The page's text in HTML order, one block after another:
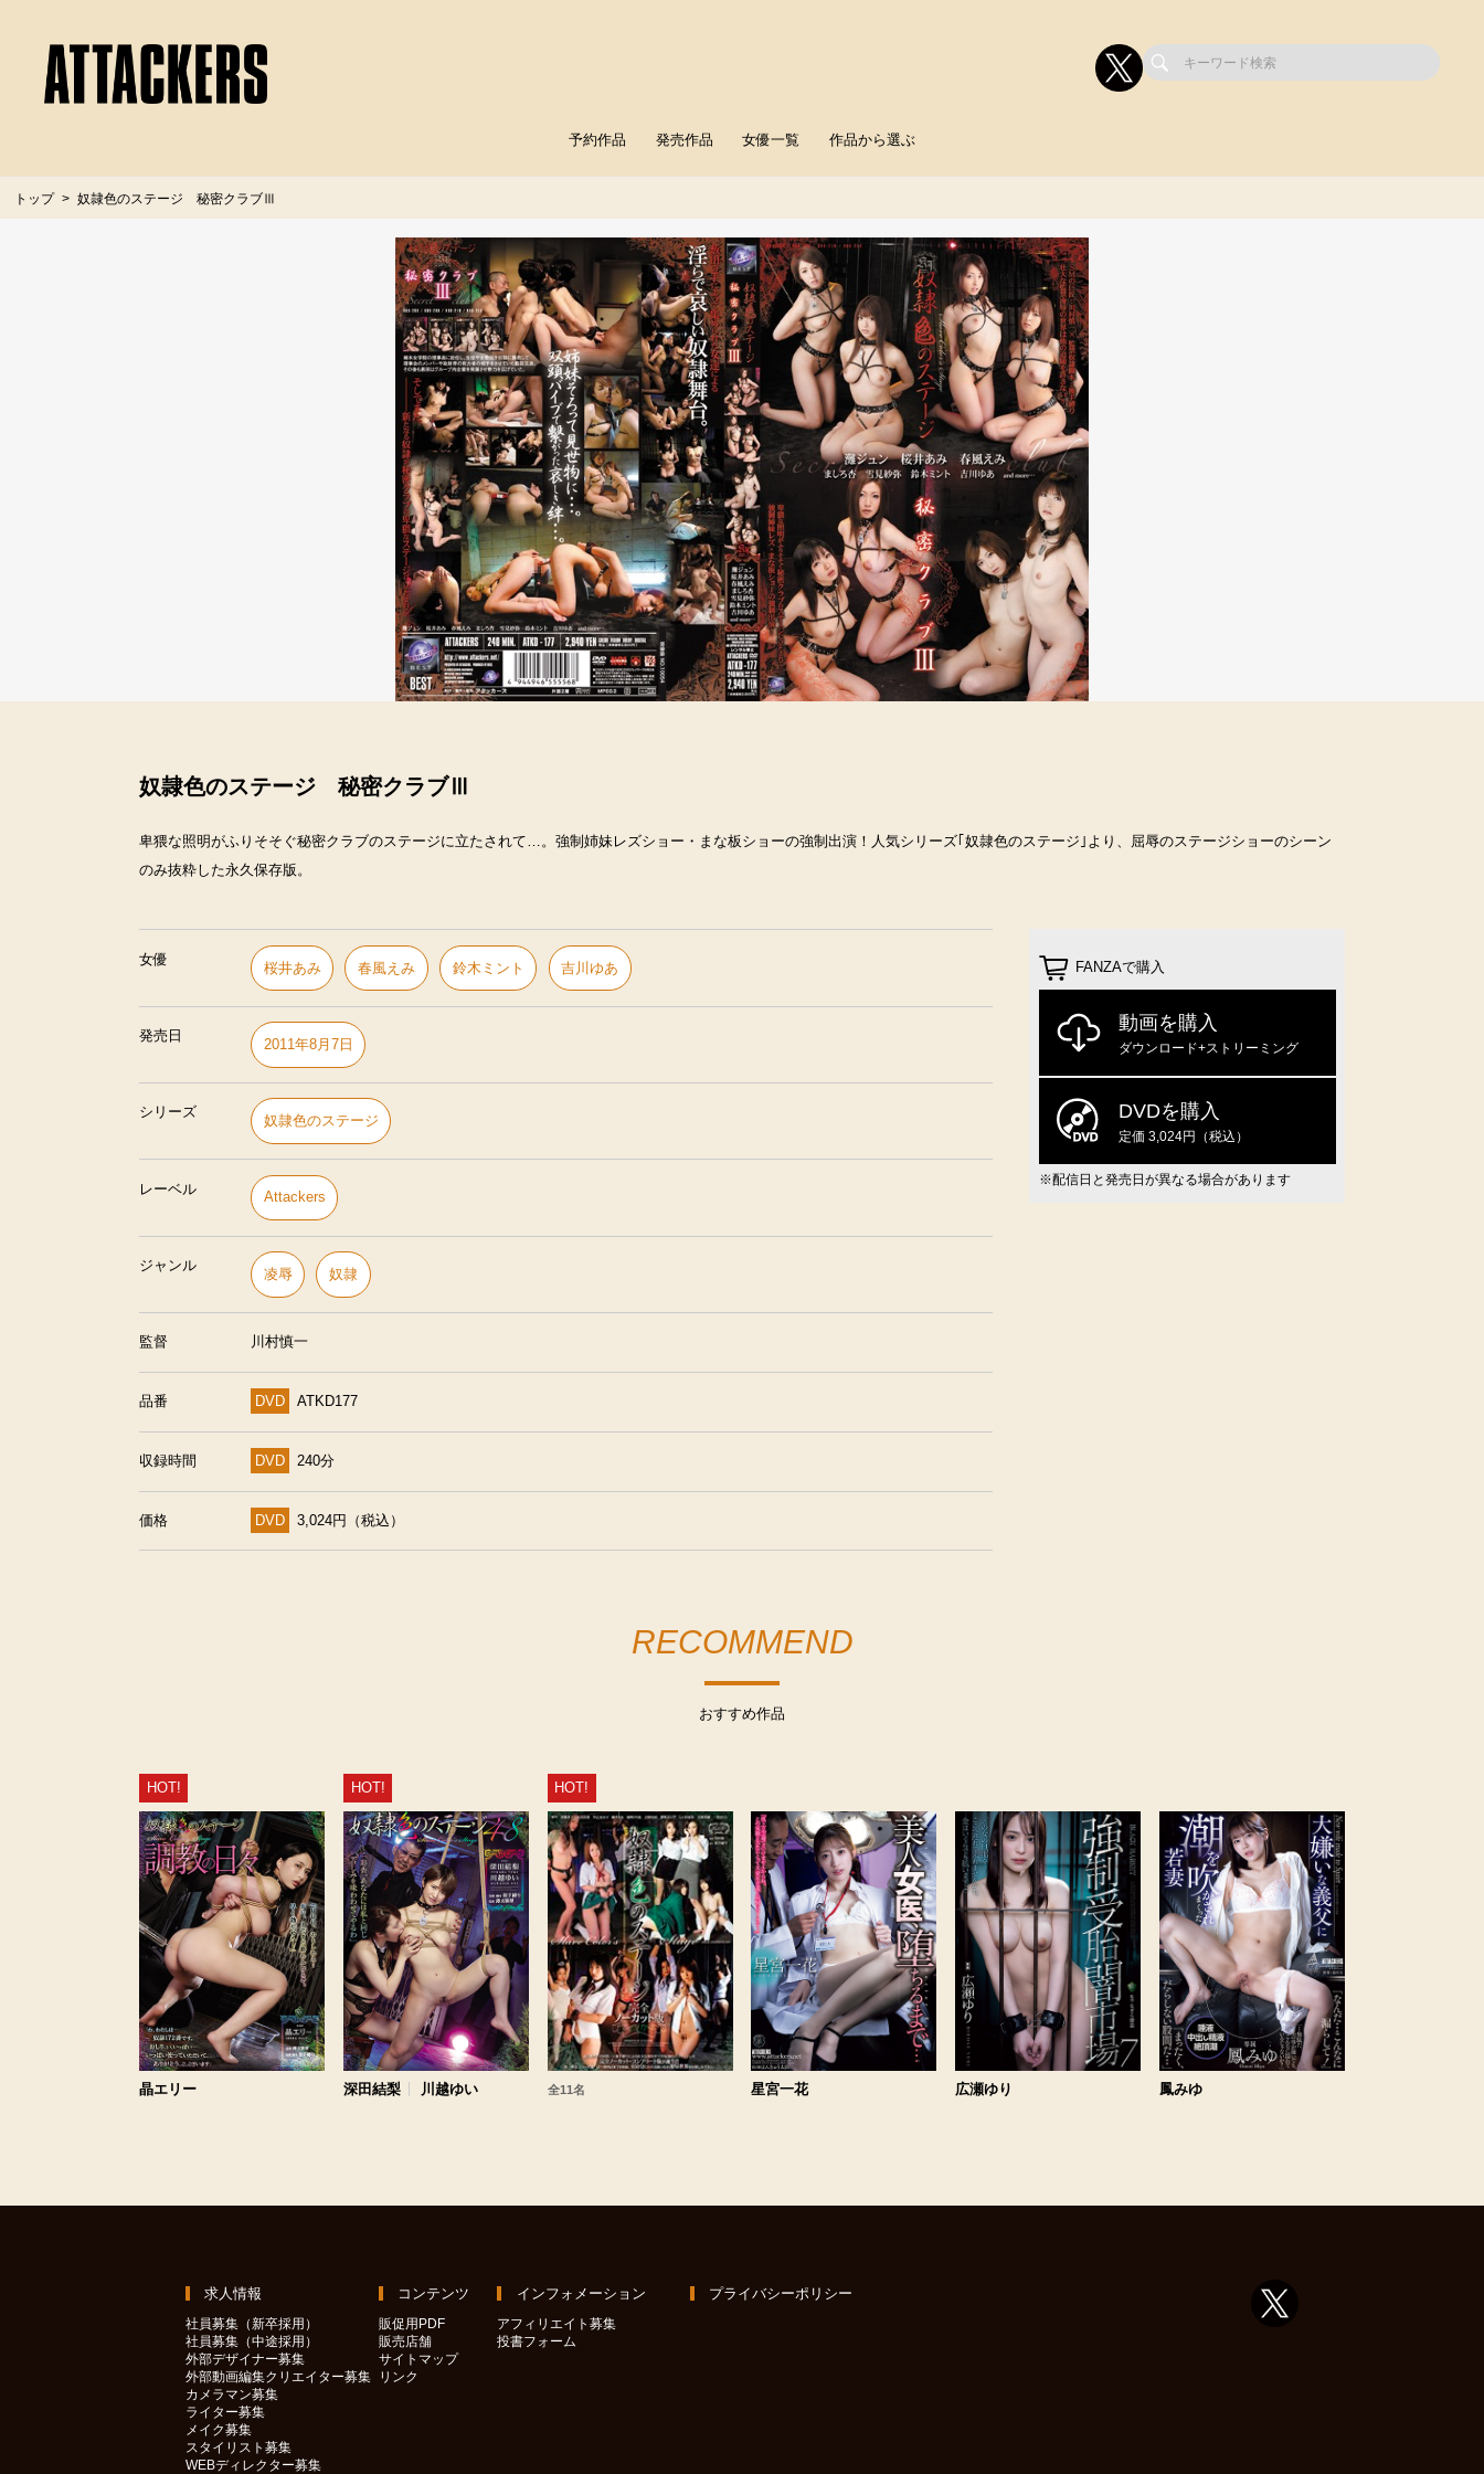
予約作品 発売作品 女優一覧 作品から選ぶ
トップ 奴隷色のステージ 秘密クラブⅢ
奴隷色のステージ 秘密クラブⅢ
卑猥な照明がふりそそぐ秘密クラブのステージに立たされて…。強制姉妹レズショー・まな板ショーの強制出演！人気シリーズ｢奴隷色のステージ｣より、屈辱のステージショーのシーン
のみ抜粋した永久保存版。
女優
桜井あみ 春風えみ 鈴木ミント 吉川ゆあ
発売日
2011年8月7日
シリーズ
奴隷色のステージ
レーベル
Attackers
ジャンル
凌辱 奴隷
監督 川村慎一
品番 DVD ATKD177
収録時間 DVD 240分
価格 DVD 3,024円（税込）
FANZAで購入
動画を購入
ダウンロード+ストリーミング
DVDを購入
定価 3,024円（税込）
※配信日と発売日が異なる場合があります
RECOMMEND
おすすめ作品
HOT!
晶エリー
HOT!
深田結梨 川越ゆい
HOT!
全11名 星宮一花 広瀬ゆり 鳳みゆ
求人情報
社員募集（新卒採用）
社員募集（中途採用）
外部デザイナー募集
外部動画編集クリエイター募集
カメラマン募集
ライター募集
メイク募集
スタイリスト募集
WEBディレクター募集
コンテンツ
販促用PDF
販売店舗
サイトマップ
リンク
インフォメーション
アフィリエイト募集
投書フォーム
プライバシーポリシー